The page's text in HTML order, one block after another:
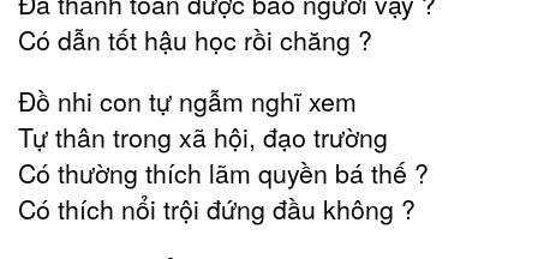
Có dẫn tốt hậu học rồi chăng ?
Đồ nhi con tự ngẫm nghĩ xem
Tự thân trong xã hội, đạo trường
Có thường thích lãm quyền bá thế ?
Có thích nổi trội đứng đầu không ?